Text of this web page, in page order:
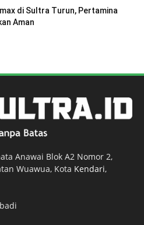
di Sultra Turun, Pertamina
Aman
Anawai Blok A2 Nomor 2,
Wuawua, Kota Kendari,